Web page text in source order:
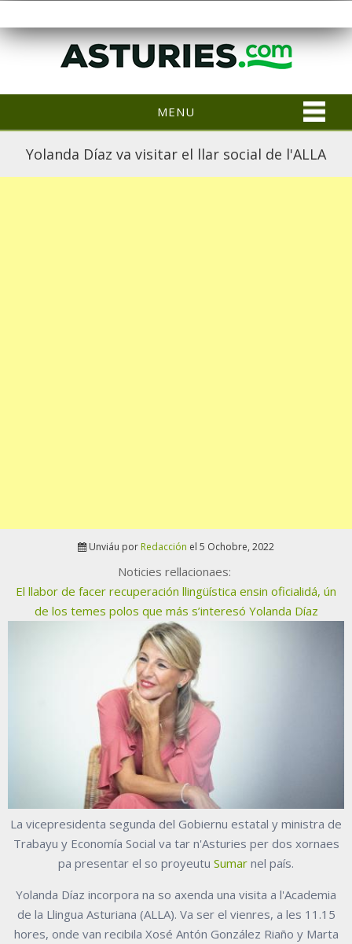
MENU
Yolanda Díaz va visitar el llar social de l'ALLA
Unviáu por Redacción el 5 Ochobre, 2022
Noticies rellacionaes:
El llabor de facer recuperación llingüística ensin oficialidá, ún
de los temes polos que más s’interesó Yolanda Díaz
La vicepresidenta segunda del Gobiernu estatal y ministra de
Trabayu y Economía Social va tar n'Asturies per dos xornaes
pa presentar el so proyeutu Sumar nel país.
Yolanda Díaz incorpora na so axenda una visita a l'Academia
de la Llingua Asturiana (ALLA). Va ser el vienres, a les 11.15
hores, onde van recibila Xosé Antón González Riaño y Marta